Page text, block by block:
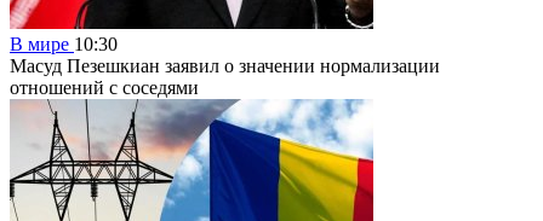
В мире 10:30
Масуд Пезешкиан заявил о значении нормализации
отношений с соседями